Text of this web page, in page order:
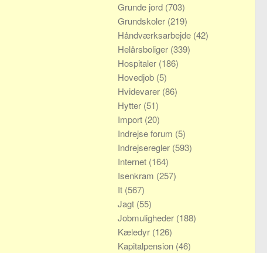
Grunde jord (703)
Grundskoler (219)
Håndværksarbejde (42)
Helårsboliger (339)
Hospitaler (186)
Hovedjob (5)
Hvidevarer (86)
Hytter (51)
Import (20)
Indrejse forum (5)
Indrejseregler (593)
Internet (164)
Isenkram (257)
It (567)
Jagt (55)
Jobmuligheder (188)
Kæledyr (126)
Kapitalpension (46)